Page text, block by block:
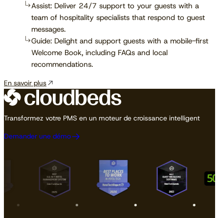
Assist: Deliver 24/7 support to your guests with a
team of hospitality specialists that respond to guest
messages.
Guide: Delight and support guests with a mobile-first
Welcome Book, including FAQs and local
recommendations.
En savoir plus
Transformez votre PMS en un moteur de croissance intelligent
Demander une démo